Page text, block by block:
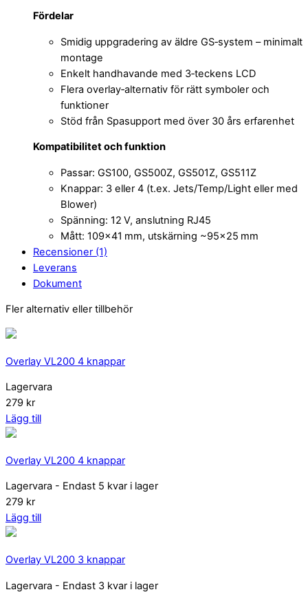
Fördelar
Smidig uppgradering av äldre GS‑system – minimalt
montage
Enkelt handhavande med 3‑teckens LCD
Flera overlay‑alternativ för rätt symboler och
funktioner
Stöd från Spasupport med över 30 års erfarenhet
Kompatibilitet och funktion
Passar: GS100, GS500Z, GS501Z, GS511Z
Knappar: 3 eller 4 (t.ex. Jets/Temp/Light eller med
Blower)
Spänning: 12 V, anslutning RJ45
Mått: 109×41 mm, utskärning ~95×25 mm
Recensioner (1)
Leverans
Dokument
Fler alternativ eller tillbehör
Overlay VL200 4 knappar
Lagervara
279 kr
Lägg till
Overlay VL200 4 knappar
Lagervara - Endast 5 kvar i lager
279 kr
Lägg till
Overlay VL200 3 knappar
Lagervara - Endast 3 kvar i lager